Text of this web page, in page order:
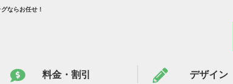
ならお任せ！
料金・割引 デザイン